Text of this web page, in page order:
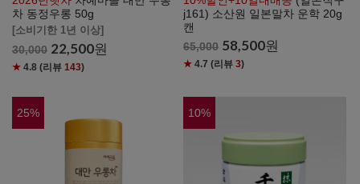
차 동정우롱 50g
[소비기한 1년 이상]
30,000 22,500원
★ 4.8 (리뷰 143)
j161) 소산원 일본말차 운학 20g
캔
65,000 58,500원
★ 4.7 (리뷰3)
25% 10%